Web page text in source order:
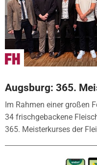
Augsburg: 365.
Im Rahmen einer großen
34 frischgebackene
365. Meisterkurses der